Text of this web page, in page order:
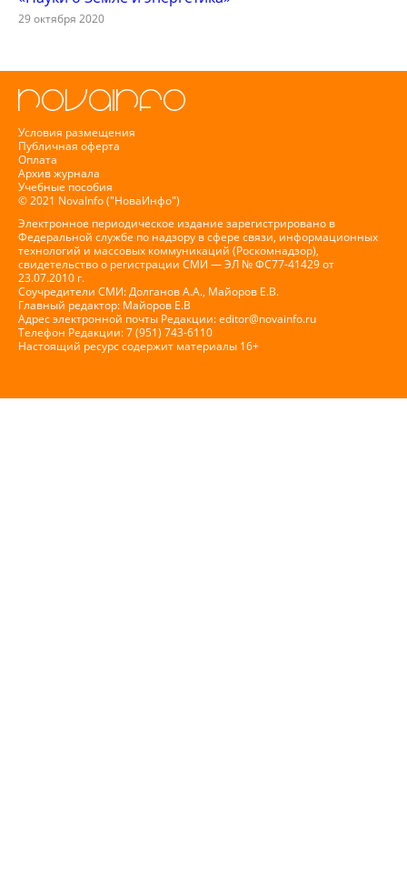
29 октября 2020
Условия размещения
Публичная оферта
Оплата
Архив журнала
Учебные пособия
© 2021 NovaInfo ("НоваИнфо")
Электронное периодическое издание зарегистрировано в
Федеральной службе по надзору в сфере связи, информационных
технологий и массовых коммуникаций (Роскомнадзор),
свидетельство о регистрации СМИ — ЭЛ № ФС77-41429 от
23.07.2010 г.
Соучредители СМИ: Долганов А.А., Майоров Е.В.
Главный редактор: Майоров Е.В
Адрес электронной почты Редакции:editor@novainfo.ru
Телефон Редакции: 7 (951) 743-6110
Настоящий ресурс содержит материалы 16+